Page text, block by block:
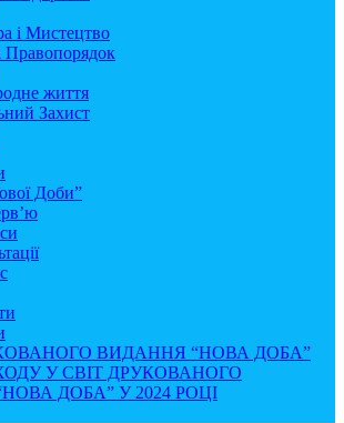
і Мистецтво
Правопорядок
життя
Захист
Доби”
ВИДАННЯ “НОВА ДОБА”
У СВІТ ДРУКОВАНОГО
ДОБА” У 2024 РОЦІ